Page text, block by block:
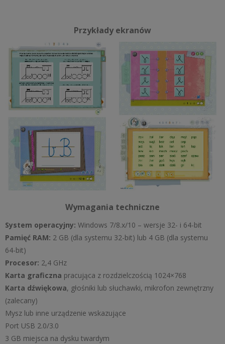
Przykłady ekranów
Wymagania techniczne
System operacyjny: Windows 7/8.x/10 – wersje 32- i 64-bit
Pamięć RAM: 2 GB (dla systemu 32-bit) lub 4 GB (dla systemu
64-bit)
Procesor: 2,4 GHz
Karta graficzna pracująca z rozdzielczością 1024×768
Karta dźwiękowa, głośniki lub słuchawki, mikrofon zewnętrzny
(zalecany)
Mysz lub inne urządzenie wskazujące
Port USB 2.0/3.0
3 GB miejsca na dysku twardym